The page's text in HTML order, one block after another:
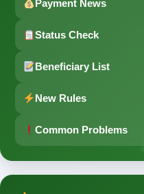
Payment News
Status Check
Beneficiary List
New Rules
Common Problems